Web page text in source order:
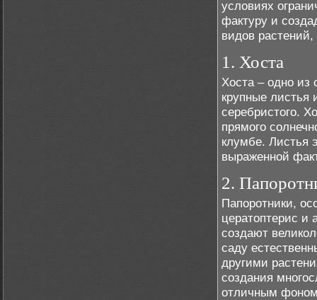
условиях
фактуру и
видов
1. Хоста
Хоста – одно из
крупные листья
серебристого.
прямого
клумбе. Листья
выраженной
2.
Папоротники,
цератоптерис и
создают
саду
другими
создания
отличным